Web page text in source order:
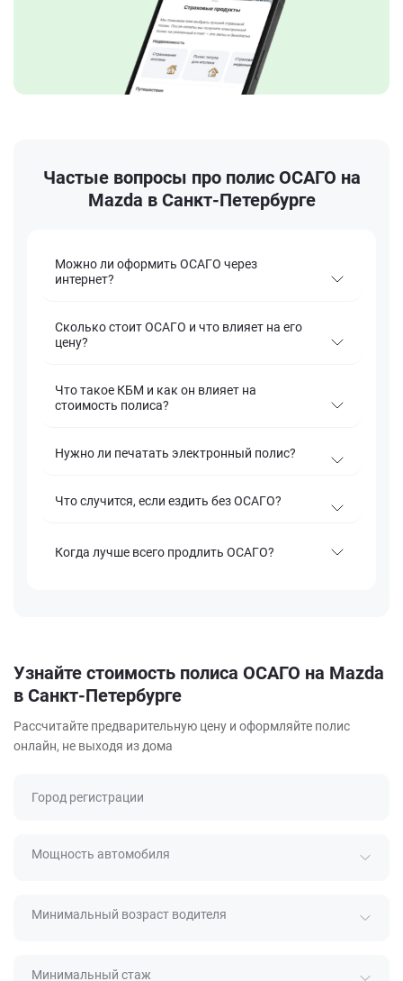
Частые вопросы про полис ОСАГО на
Mazda в Санкт-Петербурге
Можно ли оформить ОСАГО через
интернет?
Сколько стоит ОСАГО и что влияет на его
цену?
Что такое КБМ и как он влияет на
стоимость полиса?
Нужно ли печатать электронный полис?
Что случится, если ездить без ОСАГО?
Когда лучше всего продлить ОСАГО?
Узнайте стоимость полиса ОСАГО на Mazda
в Санкт-Петербурге
Рассчитайте предварительную цену и оформляйте полис
онлайн, не выходя из дома
Город регистрации
Мощность автомобиля
Минимальный возраст водителя
Минимальный стаж